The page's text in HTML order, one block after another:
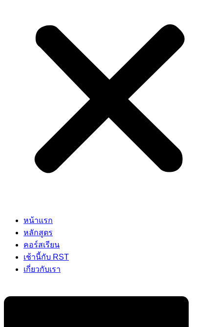
หน้าแรก
หลักสูตร
คอร์สเรียน
เช้านี้กับ RST
เกี่ยวกับเรา